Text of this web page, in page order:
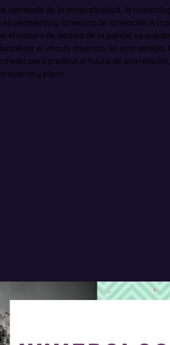
detallado de la compatibilidad, la
crecimiento y la mejora de la relación. A
el número de destino de la pareja, se
el vínculo amoroso. En este sentido,
medio para predecir el futuro de una
y pleno.